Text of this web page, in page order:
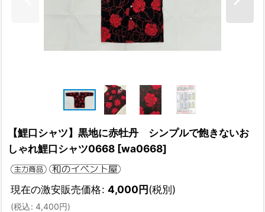
【鯉口シャツ】黒地に赤牡丹 シンプルで飽きないお
しゃれ鯉口シャツ0668 [wa0668]
現在の激安販売価格: 4,000円(税別)
(税込: 4,400円)